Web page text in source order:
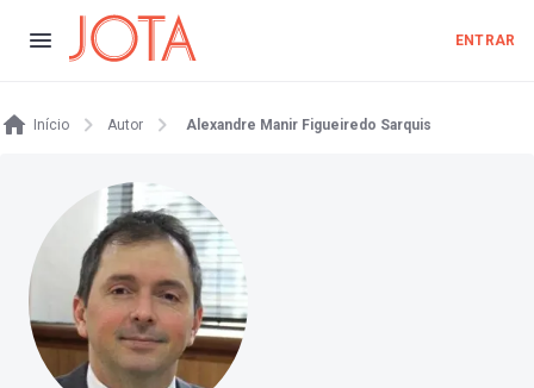
ENTRAR
Início Autor Alexandre Manir Figueiredo Sarquis